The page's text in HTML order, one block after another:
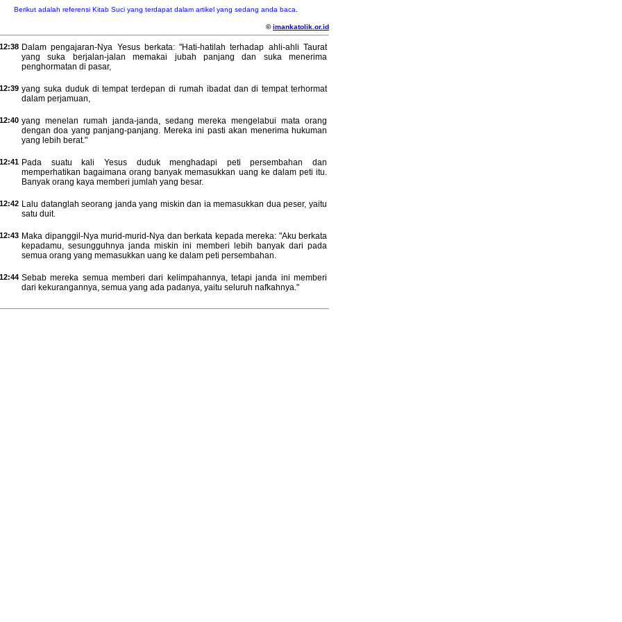
Berikut adalah referensi Kitab Suci yang terdapat dalam artikel yang sedang anda baca.
©imankatolik.or.id
Dalam pengajaran-Nya Yesus berkata: "Hati-hatilah terhadap ahli-ahli Taurat
yang suka berjalan-jalan memakai jubah panjang dan suka menerima
penghormatan di pasar,
yang suka duduk di tempat terdepan di rumah ibadat dan di tempat terhormat
dalam perjamuan,
yang menelan rumah janda-janda, sedang mereka mengelabui mata orang
dengan doa yang panjang-panjang. Mereka ini pasti akan menerima hukuman
yang lebih berat."
Pada suatu kali Yesus duduk menghadapi peti persembahan dan
memperhatikan bagaimana orang banyak memasukkan uang ke dalam peti itu.
Banyak orang kaya memberi jumlah yang besar.
Lalu datanglah seorang janda yang miskin dan ia memasukkan dua peser, yaitu
satu duit.
Maka dipanggil-Nya murid-murid-Nya dan berkata kepada mereka: "Aku berkata
kepadamu, sesungguhnya janda miskin ini memberi lebih banyak dari pada
semua orang yang memasukkan uang ke dalam peti persembahan.
Sebab mereka semua memberi dari kelimpahannya, tetapi janda ini memberi
dari kekurangannya, semua yang ada padanya, yaitu seluruh nafkahnya."